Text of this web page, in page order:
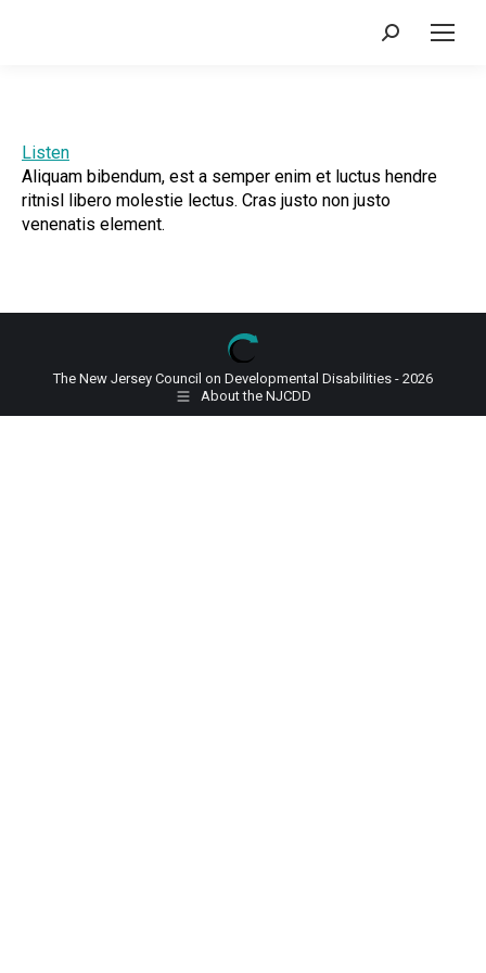
Search:
Listen
Aliquam bibendum, est a semper enim et luctus hendre
ritnisl libero molestie lectus. Cras justo non justo
venenatis element.
The New Jersey Council on Developmental Disabilities - 2026
About the NJCDD